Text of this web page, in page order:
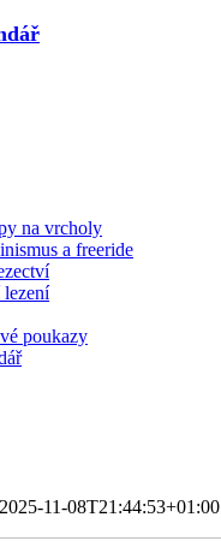
na vrcholy
a freeride
lezení
poukazy
2025-11-08T21:44:53+01:00